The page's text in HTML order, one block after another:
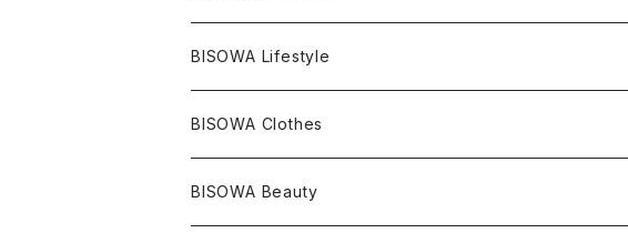
アクアマリン
ヒマラヤ
ブラジル
絹麻 ~kenma~
宇佐美聖子
Others
ブレスレット
宇佐美聖子
Others
リング
サンキャッチャー
ヘンプ
オーガニックコットン
PANTS
ヘンプ
オーガニックコットン
T-SHIRT
オーガニックコットン
leggings
のるすく
BISOWA Lifestyle
Music
宇佐美聖子
浄化アイテム
BISOWA Clothes
麻
BISOWA Beauty